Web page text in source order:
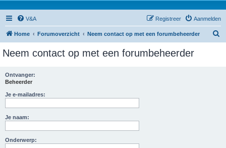
V&A Aanmelden
Registreer
Home Forumoverzicht Neem contact op met een forumbeheerder
Neem contact op met een forumbeheerder
Ontvanger:
Beheerder
Je e-mailadres:
Je naam:
Onderwerp: